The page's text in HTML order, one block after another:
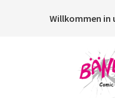
Willkommen in